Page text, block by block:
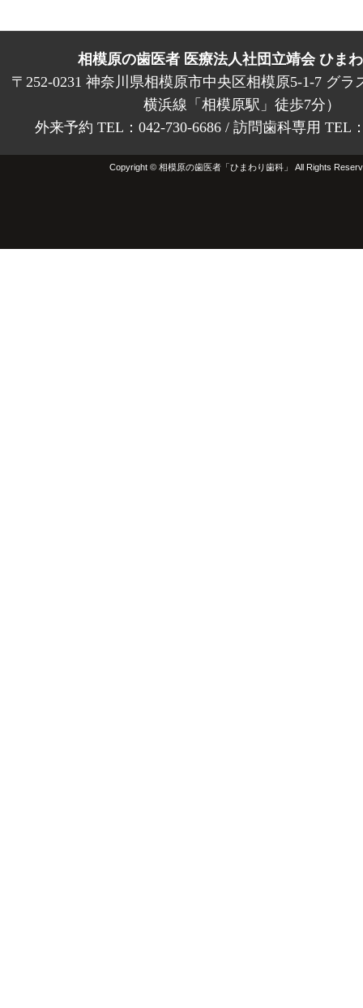
相模原の歯医者 医療法人社団立靖会 ひま
〒252-0231 神奈川県相模原市中央区相模原5-1-7 グラ
横浜線「相模原駅」徒歩7分）
外来予約 TEL：042-730-6686 / 訪問歯科専用 TEL
Copyright © 相模原の歯医者「ひまわり歯科」 All Rights